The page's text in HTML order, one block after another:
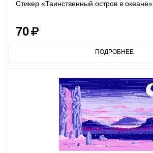
Стикер «Таинственный остров в океане»
70
ПОДРОБНЕЕ